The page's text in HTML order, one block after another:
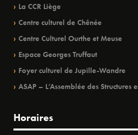
La CCR Liège
Centre culturel de Chênée
Centre Culturel Ourthe et Meuse
Espace Georges Truffaut
Foyer culturel de Jupille-Wandre
ASAP – L’Assemblée des Structures
Horaires